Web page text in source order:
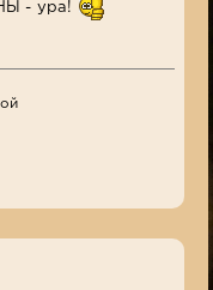
- ура!